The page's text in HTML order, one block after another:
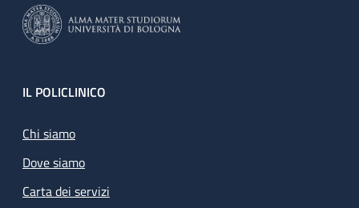
Footer
IL POLICLINICO
Chi siamo
Dove siamo
Carta dei servizi